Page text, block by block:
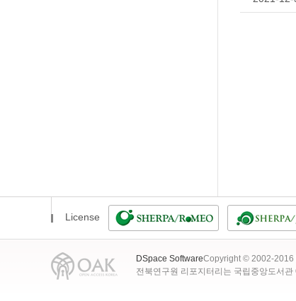
License
DSpace SoftwareCopyright © 2002-2016
전북연구원 리포지터리는 국립중앙도서